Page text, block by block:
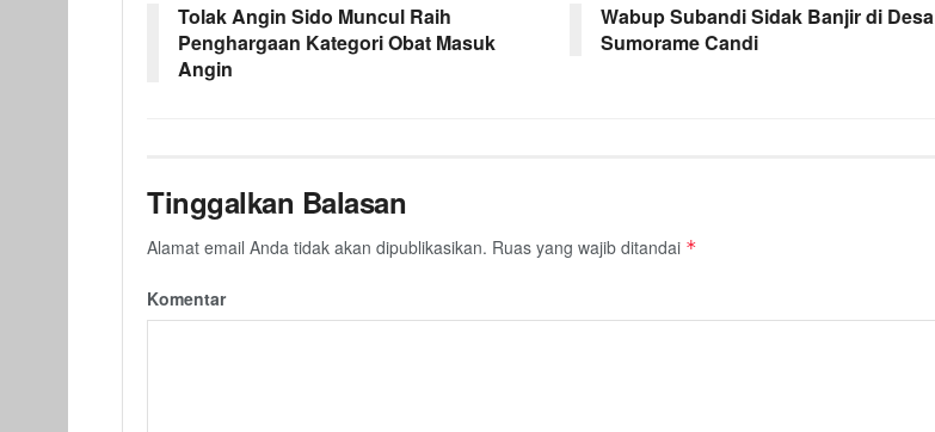
Tolak Angin Sido Muncul Raih
Penghargaan Kategori Obat Masuk
Angin
Wabup Subandi Sidak Banjir di Desa
Sumorame Candi
Tinggalkan Balasan
Alamat email Anda tidak akan dipublikasikan. Ruas yang wajib ditandai *
Komentar